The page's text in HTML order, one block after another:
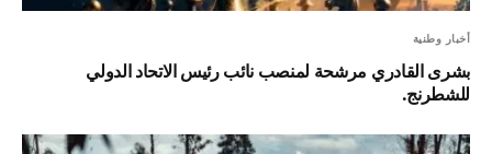
أخبار وطنية
بشرى القادري مرشحة لمنصب نائب رئيس الاتحاد الدولي
للشطرنج.